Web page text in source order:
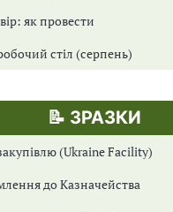
як провести
стіл (серпень)
📝 ЗРАЗКИ
(Ukraine Facility)
до Казначейства